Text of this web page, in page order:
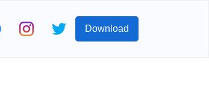
Download